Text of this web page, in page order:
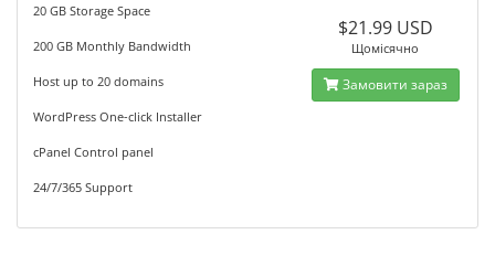
20 GB Storage Space
200 GB Monthly Bandwidth
Host up to 20 domains
WordPress One-click Installer
cPanel Control panel
24/7/365 Support
$21.99 USD
Щомісячно
Замовити зараз